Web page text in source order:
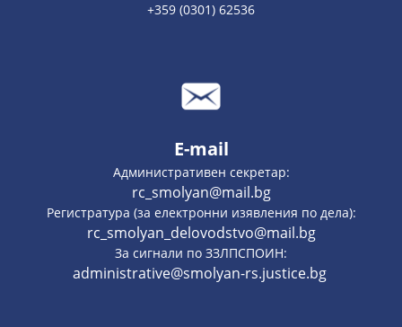
+359 (0301) 62536
E-mail
Административен секретар:
rc_smolyan@mail.bg
Регистратура (за електронни изявления по дела):
rc_smolyan_delovodstvo@mail.bg
За сигнали по ЗЗЛПСПОИН:
administrative@smolyan-rs.justice.bg